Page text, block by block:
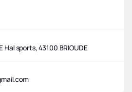
Hal sports, 43100 BRIOUDE